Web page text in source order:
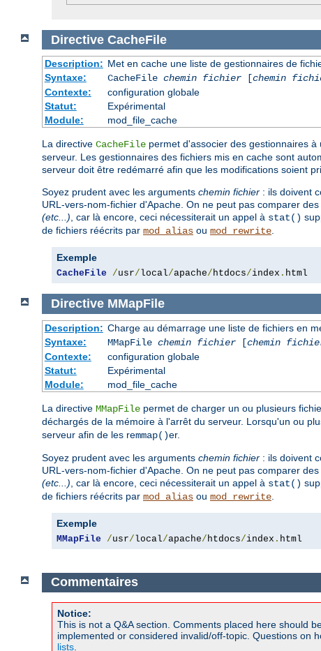
Directive CacheFile
Description: Met en cache une liste de gestionnaires de
Syntaxe:
CacheFile chemin fichier[chemin
Contexte:
configuration globale
Statut:
Expérimental
Module:
mod_file_cache
La directive CacheFile permet d'associer des gestionnaires
serveur. Les gestionnaires des fichiers mis en cache sont
serveur doit être redémarré afin que les modifications soient
Soyez prudent avec les arguments chemin fichier : ils doivent
URL-vers-nom-fichier d'Apache. On ne peut pas comparer
(etc...), car là encore, ceci nécessiterait un appel à stat()
de fichiers réécrits par mod_alias ou mod_rewrite.
Exemple
CacheFile /usr/local/apache/htdocs/index . html
Directive MMapFile
Description: Charge au démarrage une liste de fichiers en
Syntaxe:
MMapFile chemin fichier[chemin
Contexte:
configuration globale
Statut:
Expérimental
Module:
mod_file_cache
La directive MMapFile permet de charger un ou plusieurs
déchargés de la mémoire à l'arrêt du serveur. Lorsqu'un ou
serveur afin de les remmap()er.
Soyez prudent avec les arguments chemin fichier : ils doivent
URL-vers-nom-fichier d'Apache. On ne peut pas comparer
(etc...) , car là encore, ceci nécessiterait un appel à stat()
de fichiers réécrits par mod_alias ou mod_rewrite
Exemple
MMapFile /usr/local/apache/ htdocs/index . html
Commentaires
Notice:
This is not a Q&A section. Comments placed here should
implemented or considered invalid/off-topic. Questions on
lists